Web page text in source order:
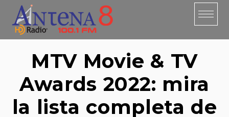
content
MTV Movie & TV
Awards 2022: mira
la lista completa de